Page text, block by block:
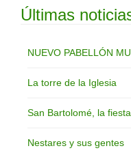
Últimas
NUEVO PABELLÓN
La torre de la Iglesia
San Bartolomé, la
Nestares y sus gentes